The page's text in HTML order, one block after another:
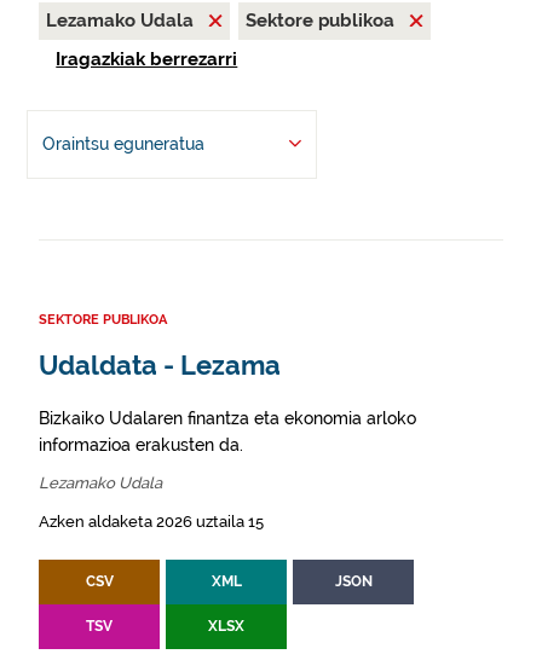
Lezamako Udala
Sektore publikoa
Iragazkiak berrezarri
Oraintsu eguneratua
SEKTORE PUBLIKOA
Udaldata - Lezama
Bizkaiko Udalaren finantza eta ekonomia arloko
informazioa erakusten da.
Lezamako Udala
Azken aldaketa 2026 uztaila 15
CSV XML JSON
TSV XLSX